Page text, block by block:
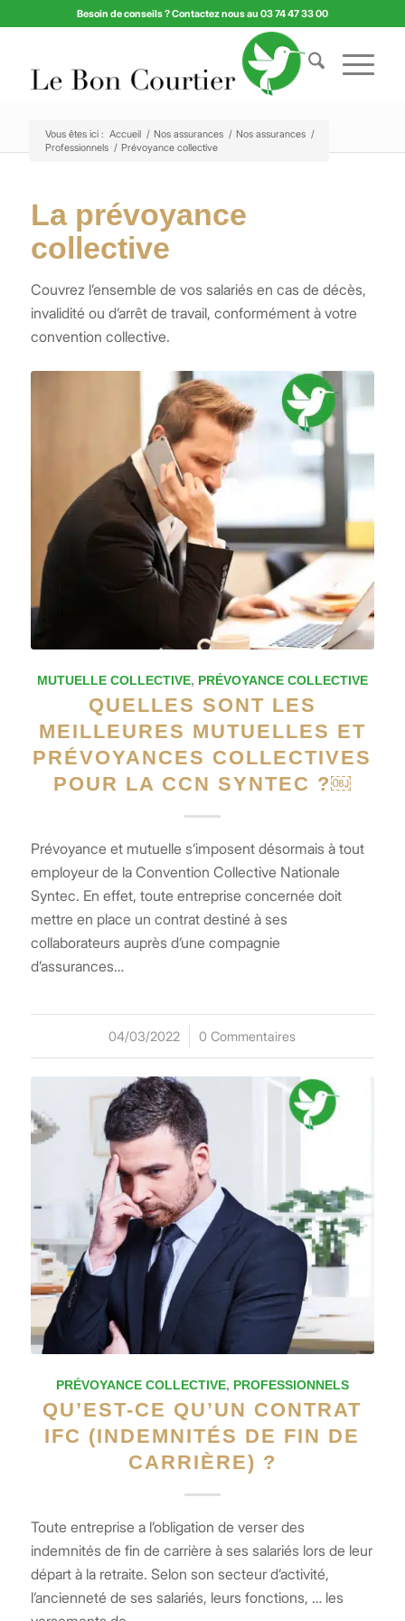
Besoin de conseils ? Contactez nous au 03 74 47 33 00
Vous êtes ici : Accueil / Nos assurances / Nos assurances /
Professionnels / Prévoyance collective
La prévoyance
collective
Couvrez l’ensemble de vos salariés en cas de décès,
invalidité ou d’arrêt de travail, conformément à votre
convention collective.
MUTUELLE COLLECTIVE, PRÉVOYANCE COLLECTIVE
QUELLES SONT LES
MEILLEURES MUTUELLES ET
PRÉVOYANCES COLLECTIVES
POUR LA CCN SYNTEC ?￼
Prévoyance et mutuelle s’imposent désormais à tout
employeur de la Convention Collective Nationale
Syntec. En effet, toute entreprise concernée doit
mettre en place un contrat destiné à ses
collaborateurs auprès d’une compagnie
d’assurances…
04/03/2022
/ 0 Commentaires
PRÉVOYANCE COLLECTIVE, PROFESSIONNELS
QU’EST-CE QU’UN CONTRAT
IFC (INDEMNITÉS DE FIN DE
CARRIÈRE) ?
Toute entreprise a l’obligation de verser des
indemnités de fin de carrière à ses salariés lors de leur
départ à la retraite. Selon son secteur d’activité,
l’ancienneté de ses salariés, leurs fonctions, … les